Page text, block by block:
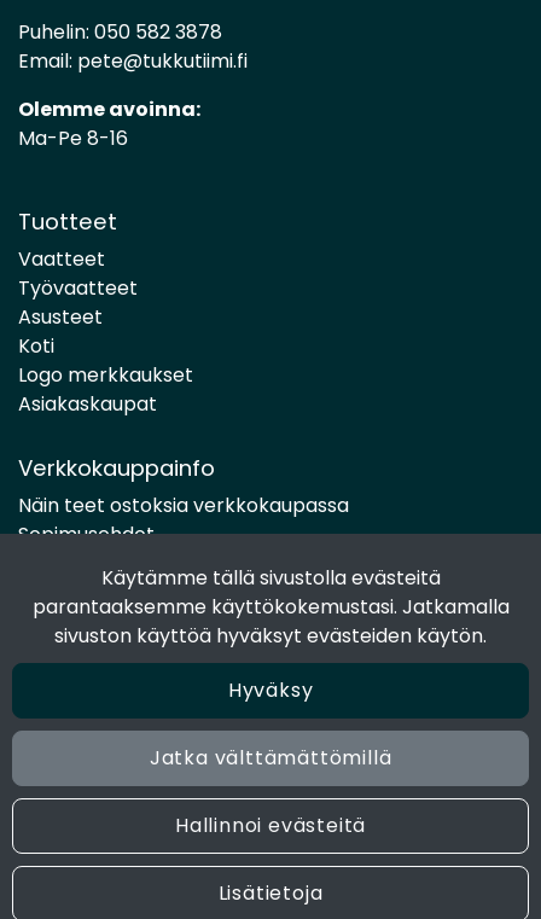
Käytämme tällä sivustolla evästeitä
parantaaksemme käyttökokemustasi. Jatkamalla
sivuston käyttöä hyväksyt evästeiden käytön.
Hyväksy
Jatka välttämättömillä
Hallinnoi evästeitä
Lisätietoja
Puhelin: 050 582 3878
Email: pete@tukkutiimi.fi
Olemme avoinna:
Ma-Pe 8-16
Tuotteet
Vaatteet
Työvaatteet
Asusteet
Koti
Logo merkkaukset
Asiakaskaupat
Verkkokauppainfo
Näin teet ostoksia verkkokaupassa
Sopimusehdot
Toimitustavat
Maksutavat
Tietosuojaseloste
Seuraa sosiaalisessa mediassa
Facebook
Instagram
© 2024 Joen Tukkutiimi. All rights reserved. Site by